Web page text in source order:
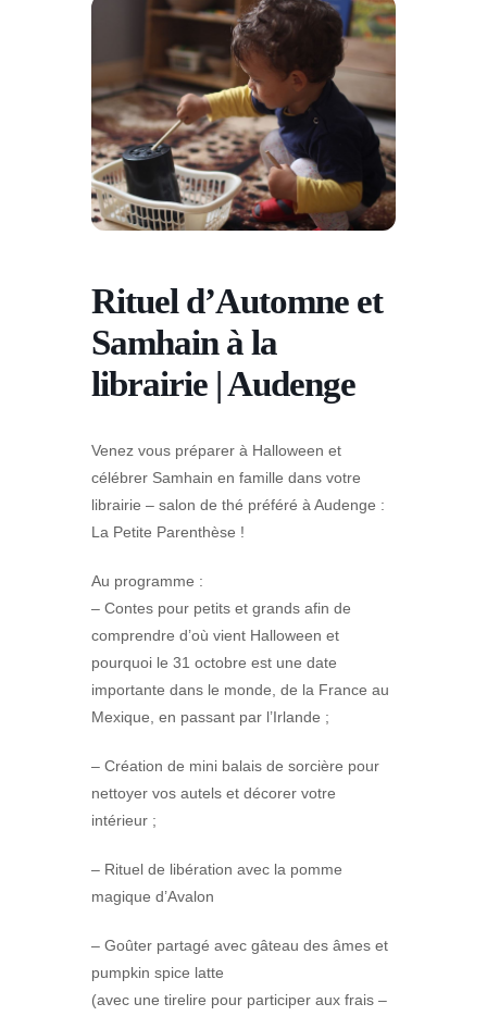
Rituel d’Automne et
Samhain à la
librairie | Audenge
Venez vous préparer à Halloween et
célébrer Samhain en famille dans votre
librairie – salon de thé préféré à Audenge :
La Petite Parenthèse !
Au programme :
– Contes pour petits et grands afin de
comprendre d’où vient Halloween et
pourquoi le 31 octobre est une date
importante dans le monde, de la France au
Mexique, en passant par l’Irlande ;
– Création de mini balais de sorcière pour
nettoyer vos autels et décorer votre
intérieur ;
– Rituel de libération avec la pomme
magique d’Avalon
– Goûter partagé avec gâteau des âmes et
pumpkin spice latte
(avec une tirelire pour participer aux frais –